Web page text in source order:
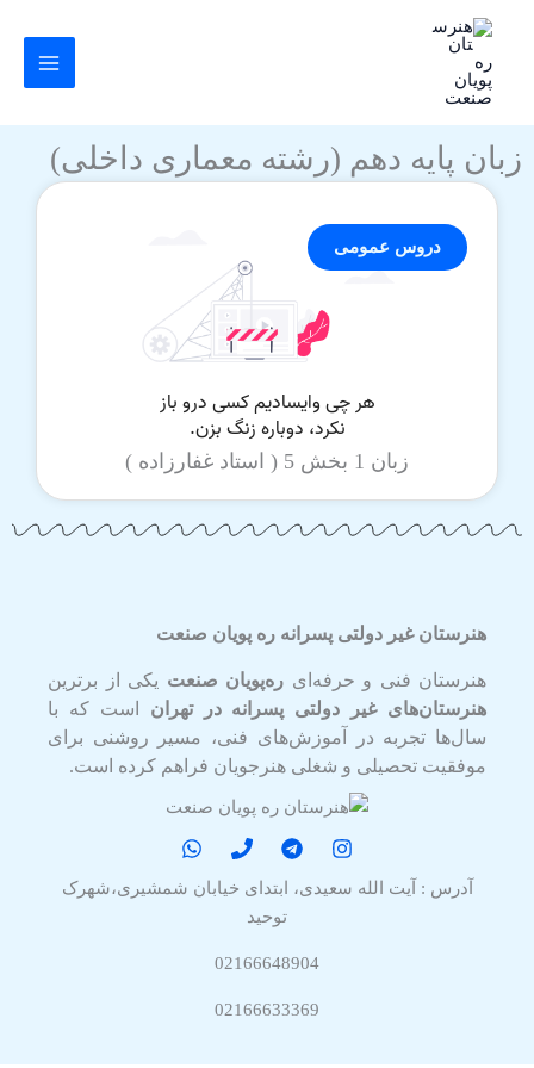
زبان پایه دهم (رشته معماری داخلی)
زبان 1 بخش 5 ( استاد غفارزاده )
دروس عمومی
هنرستان غیر دولتی پسرانه ره پویان صنعت
هنرستان فنی و حرفه‌ای ره‌پویان صنعت یکی از برترین
هنرستان‌های غیر دولتی پسرانه در تهران است که با
سال‌ها تجربه در آموزش‌های فنی، مسیر روشنی برای
موفقیت تحصیلی و شغلی هنرجویان فراهم کرده است.
آدرس : آیت الله سعیدی، ابتدای خیابان شمشیری،شهرک
توحید
02166648904
02166633369